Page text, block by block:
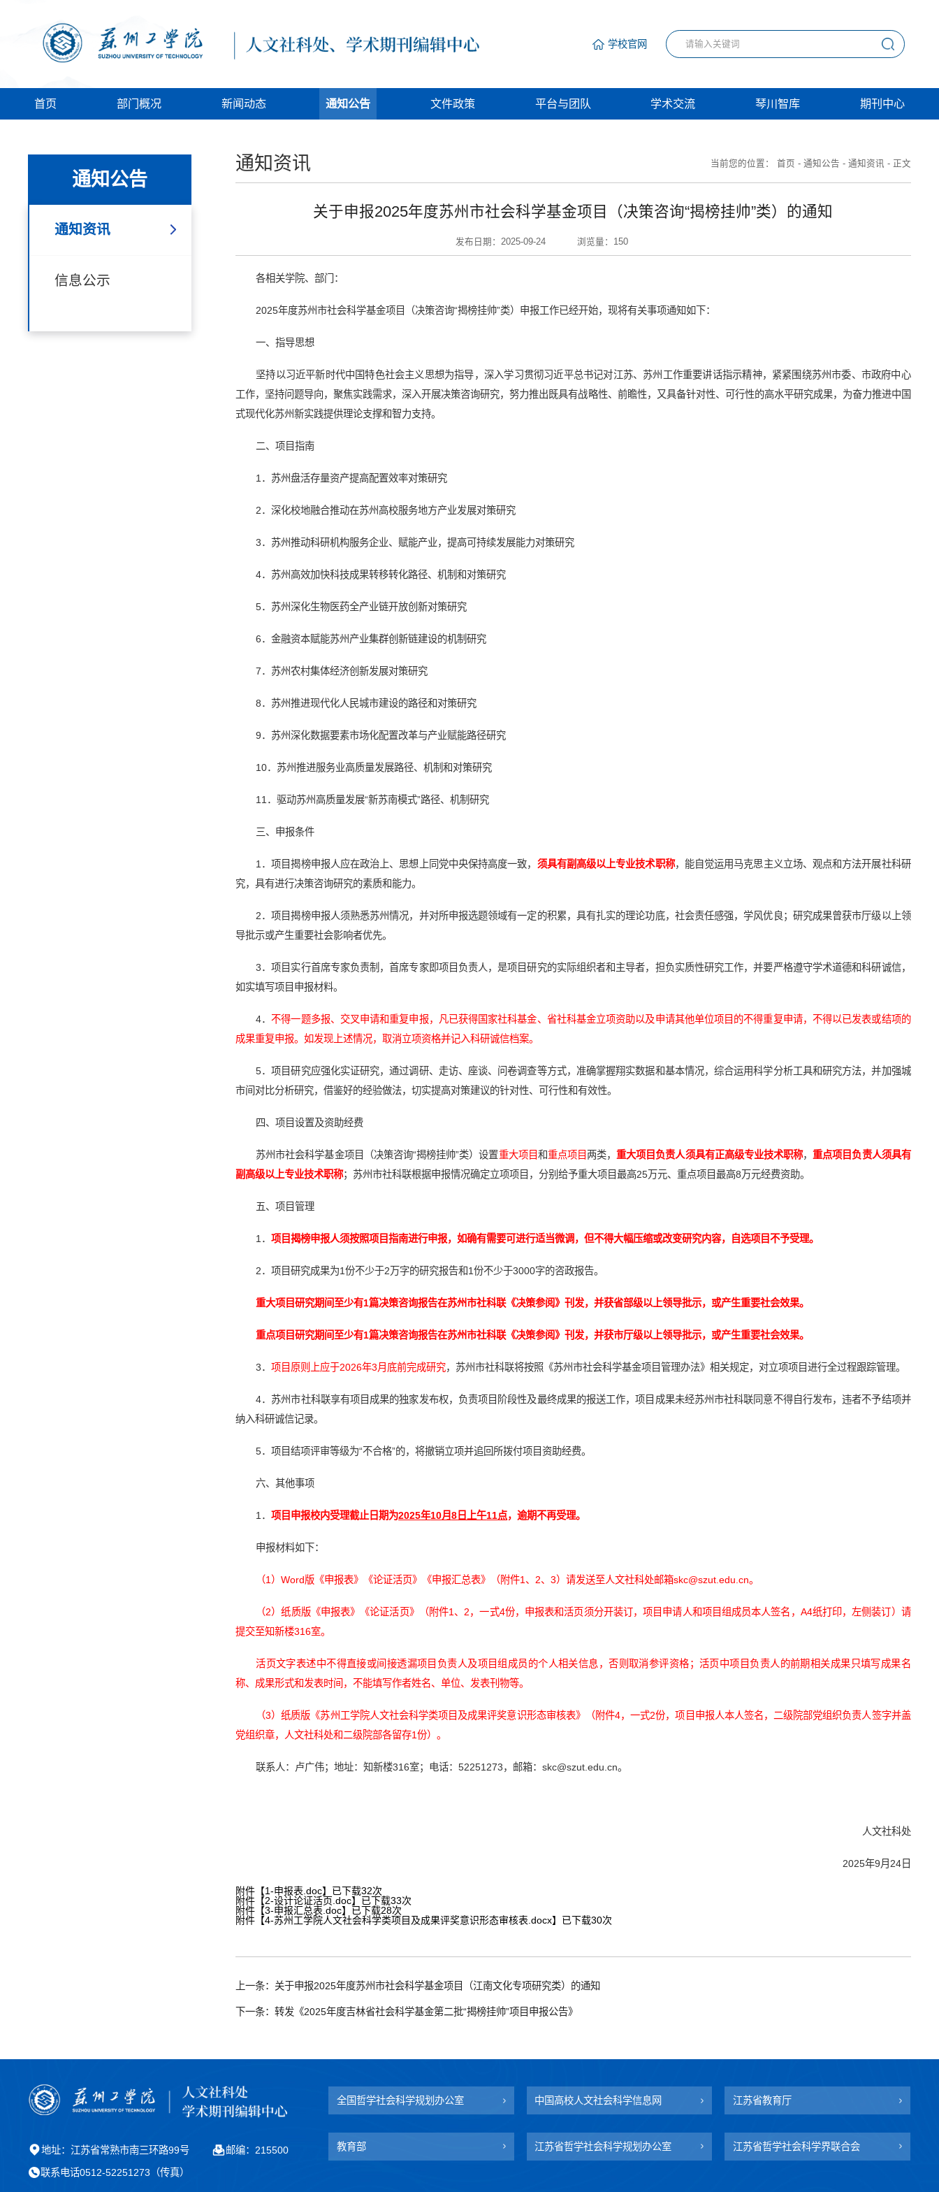
学校官网
首页 部门概况 新闻动态 通知公告 文件政策 平台与团队 学术交流 琴川智库 期刊中心
通知公告
通知资讯
信息公示
通知资讯 当前您的位置： 首页 - 通知公告 - 通知资讯 - 正文
关于申报2025年度苏州市社会科学基金项目（决策咨询“揭榜挂帅”类）的通知
发布日期：2025-09-24 浏览量： 150
各相关学院、部门：
2025年度苏州市社会科学基金项目（决策咨询“揭榜挂帅”类）申报工作已经开始，现将有关事项通知如下：
一、指导思想
坚持以习近平新时代中国特色社会主义思想为指导，深入学习贯彻习近平总书记对江苏、苏州工作重要讲话指示精神，紧紧围绕苏州市委、市政府中心
工作，坚持问题导向，聚焦实践需求，深入开展决策咨询研究，努力推出既具有战略性、前瞻性，又具备针对性、可行性的高水平研究成果，为奋力推进中国
式现代化苏州新实践提供理论支撑和智力支持。
二、项目指南
1．苏州盘活存量资产提高配置效率对策研究
2．深化校地融合推动在苏州高校服务地方产业发展对策研究
3．苏州推动科研机构服务企业、赋能产业，提高可持续发展能力对策研究
4．苏州高效加快科技成果转移转化路径、机制和对策研究
5．苏州深化生物医药全产业链开放创新对策研究
6．金融资本赋能苏州产业集群创新链建设的机制研究
7．苏州农村集体经济创新发展对策研究
8．苏州推进现代化人民城市建设的路径和对策研究
9．苏州深化数据要素市场化配置改革与产业赋能路径研究
10．苏州推进服务业高质量发展路径、机制和对策研究
11．驱动苏州高质量发展“新苏南模式”路径、机制研究
三、申报条件
1．项目揭榜申报人应在政治上、思想上同党中央保持高度一致， 须具有副高级以上专业技术职称，能自觉运用马克思主义立场、观点和方法开展社科研
究，具有进行决策咨询研究的素质和能力。
2．项目揭榜申报人须熟悉苏州情况，并对所申报选题领域有一定的积累，具有扎实的理论功底，社会责任感强，学风优良；研究成果曾获市厅级以上领
导批示或产生重要社会影响者优先。
3．项目实行首席专家负责制，首席专家即项目负责人，是项目研究的实际组织者和主导者，担负实质性研究工作，并要严格遵守学术道德和科研诚信，
如实填写项目申报材料。
4．不得一题多报、交叉申请和重复申报，凡已获得国家社科基金、省社科基金立项资助以及申请其他单位项目的不得重复申请，不得以已发表或结项的
成果重复申报。如发现上述情况，取消立项资格并记入科研诚信档案。
5．项目研究应强化实证研究，通过调研、走访、座谈、问卷调查等方式，准确掌握翔实数据和基本情况，综合运用科学分析工具和研究方法，并加强城
市间对比分析研究，借鉴好的经验做法，切实提高对策建议的针对性、可行性和有效性。
四、项目设置及资助经费
苏州市社会科学基金项目（决策咨询“揭榜挂帅”类）设置重大项目和重点项目 两类，重大项目负责人须具有正高级专业技术职称，重点项目负责人须具有
副高级以上专业技术职称；苏州市社科联根据申报情况确定立项项目，分别给予重大项目最高25万元、重点项目最高8万元经费资助。
五、项目管理
1．项目揭榜申报人须按照项目指南进行申报，如确有需要可进行适当微调，但不得大幅压缩或改变研究内容，自选项目不予受理。
2．项目研究成果为1份不少于2万字的研究报告和1份不少于3000字的咨政报告。
重大项目研究期间至少有1篇决策咨询报告在苏州市社科联《决策参阅》刊发，并获省部级以上领导批示，或产生重要社会效果。
重点项目研究期间至少有1篇决策咨询报告在苏州市社科联《决策参阅》刊发，并获市厅级以上领导批示，或产生重要社会效果。
3．项目原则上应于2026年3月底前完成研究，苏州市社科联将按照《苏州市社会科学基金项目管理办法》相关规定，对立项项目进行全过程跟踪管理。
4．苏州市社科联享有项目成果的独家发布权，负责项目阶段性及最终成果的报送工作，项目成果未经苏州市社科联同意不得自行发布，违者不予结项并
纳入科研诚信记录。
5．项目结项评审等级为“不合格”的，将撤销立项并追回所拨付项目资助经费。
六、其他事项
1．项目申报校内受理截止日期为2025年10月8 日上午11点，逾期不再受理。
申报材料如下：
（1）Word版《申报表》《论证活页》《申报汇总表》（附件1、2、3）请发送至人文社科处邮箱skc@szut.edu.cn。
（2）纸质版《申报表》《论证活页》（附件1、2，一式4份，申报表和活页须分开装订，项目申请人和项目组成员本人签名，A4纸打印，左侧装订）请
提交至知新楼316室。
活页文字表述中不得直接或间接透漏项目负责人及项目组成员的个人相关信息，否则取消参评资格；活页中项目负责人的前期相关成果只填写成果名
称、成果形式和发表时间，不能填写作者姓名、单位、发表刊物等。
（3）纸质版《苏州工学院人文社会科学类项目及成果评奖意识形态审核表》（附件4，一式2份，项目申报人本人签名，二级院部党组织负责人签字并盖
党组织章，人文社科处和二级院部各留存1份）。
联系人：卢广伟；地址：知新楼316室；电话：52251273，邮箱：skc@szut.edu.cn。
人文社科处
2025年9月24日
附件【1-申报表.doc】已下载32次
附件【2-设计论证活页.doc】已下载33次
附件【3-申报汇总表.doc】已下载28次
附件【4-苏州工学院人文社会科学类项目及成果评奖意识形态审核表.docx】已下载30次
上一条：关于申报2025年度苏州市社会科学基金项目（江南文化专项研究类）的通知
下一条：转发《2025年度吉林省社会科学基金第二批“揭榜挂帅”项目申报公告》
地址：江苏省常熟市南三环路99号
邮编：215500
联系电话0512-52251273（传真）
全国哲学社会科学规划办公室 中国高校人文社会科学信息网 江苏省教育厅
教育部 江苏省哲学社会科学规划办公室 江苏省哲学社会科学界联合会